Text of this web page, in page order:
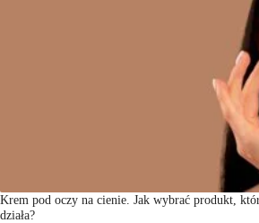
Krem pod oczy na cienie. Jak wybrać produkt,
działa?